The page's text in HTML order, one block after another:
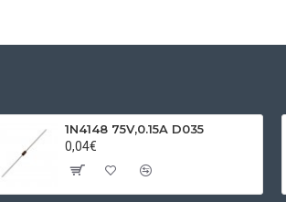
1N4148 75V,0.15A D035
0,04€